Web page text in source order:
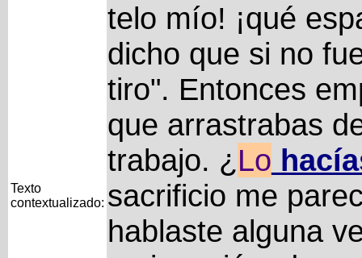
Texto
contextualizado:
telo mío! ¡qué
dicho que si no
tiro". Entonces
que arrastrabas
trabajo. ¿Lo
sacrificio me
hablaste alguna